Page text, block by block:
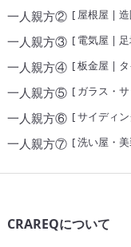
一人親方②[ 屋根屋 |
一人親方③[ 電気屋 |
一人親方④[板金屋 |
一人親方⑤[ ガラス・
一人親方⑥[サイディ
一人親方⑦[洗い屋・
CRAREQについて